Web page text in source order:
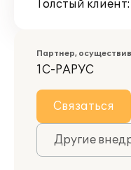
Толстый клиент:
Партнер,
1С-РАРУС
Связаться
Другие